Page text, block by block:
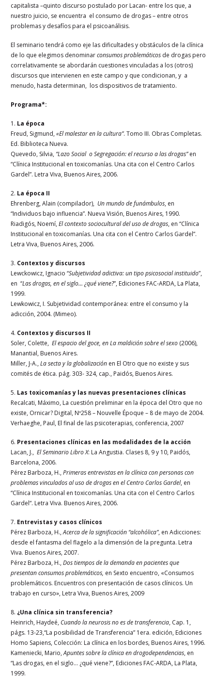
capitalista –quinto discurso postulado por Lacan- entre los que, a
nuestro juicio, se encuentra el consumo de drogas – entre otros
problemas y desafíos para el psicoanálisis.
El seminario tendrá como eje las dificultades y obstáculos de la clínica
de lo que elegimos denominarconsumos problemáticos de drogas pero
correlativamente se abordarán cuestiones vinculadas a los (otros)
discursos que intervienen en este campo y que condicionan, y a
menudo, hasta determinan, los dispositivos de tratamiento.
Programa*:
1. La época
Freud, Sigmund,«El malestar en la cultura”. Tomo III. Obras Completas.
Ed. Biblioteca Nueva.
Quevedo, Silvia,“Lazo Social o Segregación: el recurso a las drogas”en
“Clínica Institucional en toxicomanías. Una cita con el Centro Carlos
Gardel”. Letra Viva, Buenos Aires, 2006.
2. La época II
Ehrenberg, Alain (compilador), Un mundo de funámbulos, en
“Individuos bajo influencia”. Nueva Visión, Buenos Aires, 1990.
Riadigós, Noemí,El contexto sociocultural del uso de drogas, en “Clínica
Institucional en toxicomanías. Una cita con el Centro Carlos Gardel”.
Letra Viva, Buenos Aires, 2006.
3. Contextos y discursos
Lewckowicz, Ignacio “Subjetividad adictiva: un tipo psicosocial instituido”,
en “Las drogas, en el siglo… ¿qué viene?”, Ediciones FAC-ARDA, La Plata,
1999.
Lewkowicz, I. Subjetividad contemporánea: entre el consumo y la
adicción, 2004. (Mimeo).
4. Contextos y discursos II
Soler, Colette,El espacio del goce, en La maldición sobre el sexo (2006),
Manantial, Buenos Aires.
Miller, J-A.,La secta y la globalización en El Otro que no existe y sus
comités de ética. pág. 303- 324, cap., Paidós, Buenos Aires.
5. Las toxicomanías y las nuevas presentaciones clínicas
Recalcati, Máximo, La cuestión preliminar en la época del Otro que no
existe, Ornicar? Digital, Nº258 – Nouvelle Époque – 8 de mayo de 2004.
Verhaeghe, Paul, El final de las psicoterapias, conferencia, 2007
6. Presentaciones clínicas en las modalidades de la acción
Lacan, J., El Seminario Libro X: La Angustia. Clases 8, 9 y 10, Paidós,
Barcelona, 2006.
Pérez Barboza, H.,Primeras entrevistas en la clínica con personas con
problemas vinculados al uso de drogas en el Centro Carlos Gardel, en
“Clínica Institucional en toxicomanías. Una cita con el Centro Carlos
Gardel“. Letra Viva. Buenos Aires, 2006.
7. Entrevistas y casos clínicos
Pérez Barboza, H.,Acerca de la significación “alcohólica”, en Adicciones:
desde el fantasma del flagelo a la dimensión de la pregunta. Letra
Viva. Buenos Aires, 2007.
Pérez Barboza, H.,Dos tiempos de la demanda en pacientes que
presentan consumos problemáticos, en Sexto encuentro, «Consumos
problemáticos. Encuentros con presentación de casos clínicos. Un
trabajo en curso», Letra Viva, Buenos Aires, 2009
8. ¿Una clínica sin transferencia?
Heinrich, Haydeé, Cuando la neurosis no es de transferencia, Cap. 1,
págs. 13-23,“La posibilidad de Transferencia” 1era. edición, Ediciones
Homo Sapiens, Colección: La clínica en los bordes, Buenos Aires, 1996.
Kameniecki, Mario,Apuntes sobre la clínica en drogodependencias, en
“Las drogas, en el siglo… ¿qué viene?”, Ediciones FAC-ARDA, La Plata,
1999.